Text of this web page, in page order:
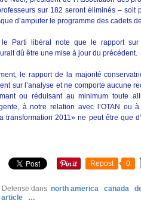
sur 182 seront éliminés – soit
d’amputer le programme des cadets
Parti libéral note que le rapport sur
dû être une mise à jour du précédent.
le rapport de la majorité
sur l’analyse et ne comporte aucune
ou réduisant au minimum toute
à notre relation avec l’OTAN ou
transformation 2011» ne peut être que
Repost 0
Defense dans north america canada
article
…